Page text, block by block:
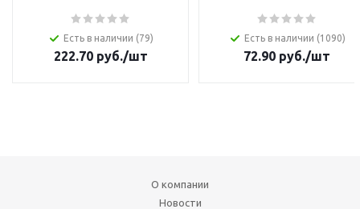
Есть в наличии (79)
222.70руб./шт
Есть в наличии (1090)
72.90 руб./шт
О компании
Новости